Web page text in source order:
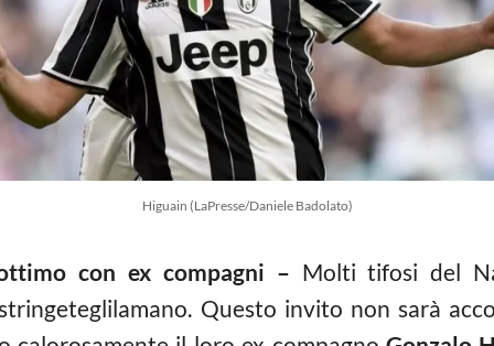
Higuain (LaPresse/Daniele Badolato)
con ex compagni – Molti tifosi del
Questo invito non sarà